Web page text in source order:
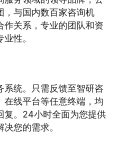
，与国内数百家咨询机
作关系，专业的团队和资
性。
系统。只需反馈至智研咨
在线平台等任意终端，均
复。24小时全面为您提供
您的需求。